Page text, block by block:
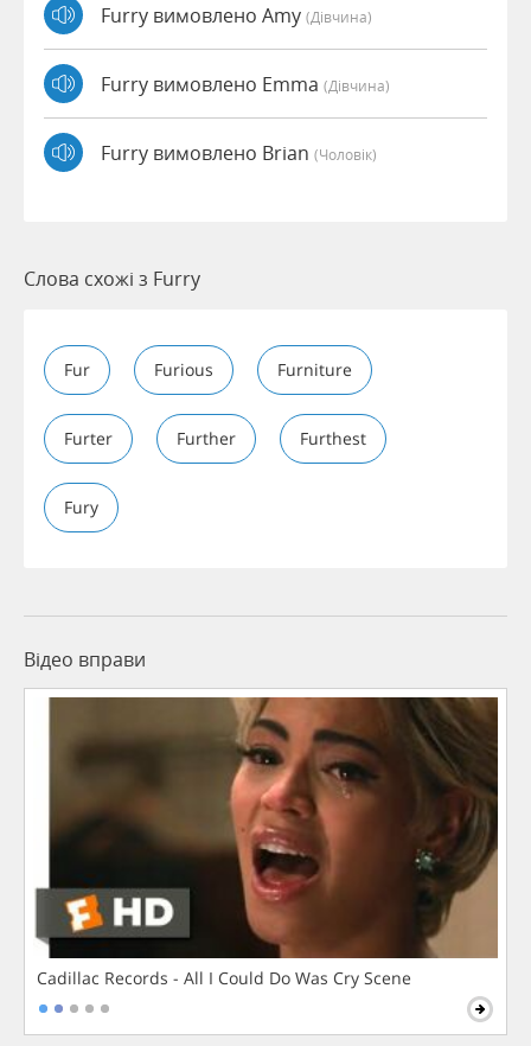
Furry вимовлено Amy (дівчина)
Furry вимовлено Emma (дівчина)
Furry вимовлено Brian (чоловік)
Слова схожі з Furry
Fur Furious Furniture
Furter Further Furthest
Fury
Відео вправи
Cadillac Records - All I Could Do Was Cry Scene